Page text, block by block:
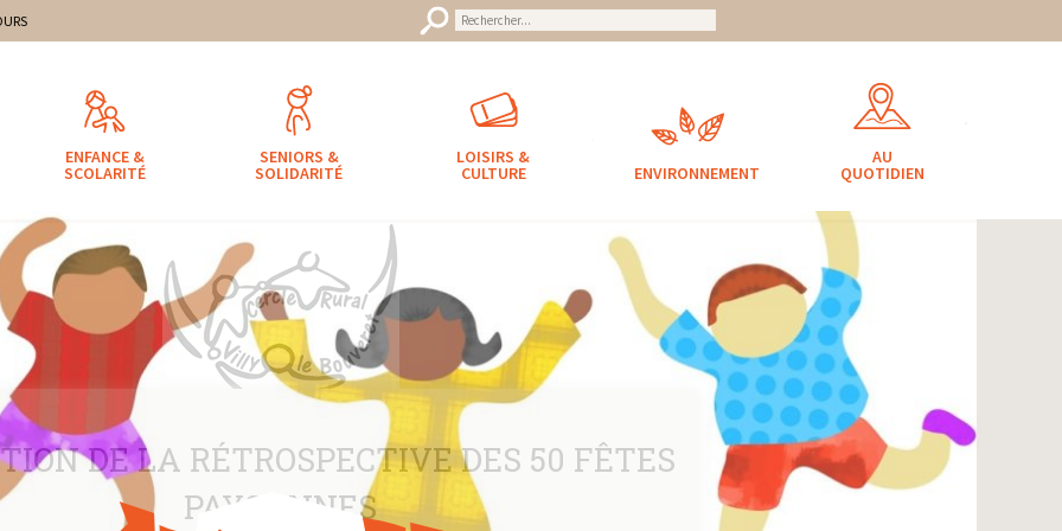
ENFANCE &
SCOLARITÉ
SENIORS &
SOLIDARITÉ
LOISIRS &
CULTURE ENVIRONNEMENT
AU
QUOTIDIEN
DE LA RÉTROSPECTIVE DES 50 FÊTES
PAYSANNES